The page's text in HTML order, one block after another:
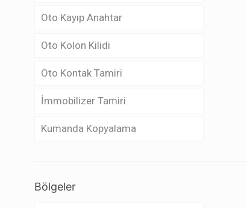
Oto Kayıp Anahtar
Oto Kolon Kilidi
Oto Kontak Tamiri
İmmobilizer Tamiri
Kumanda Kopyalama
Bölgeler